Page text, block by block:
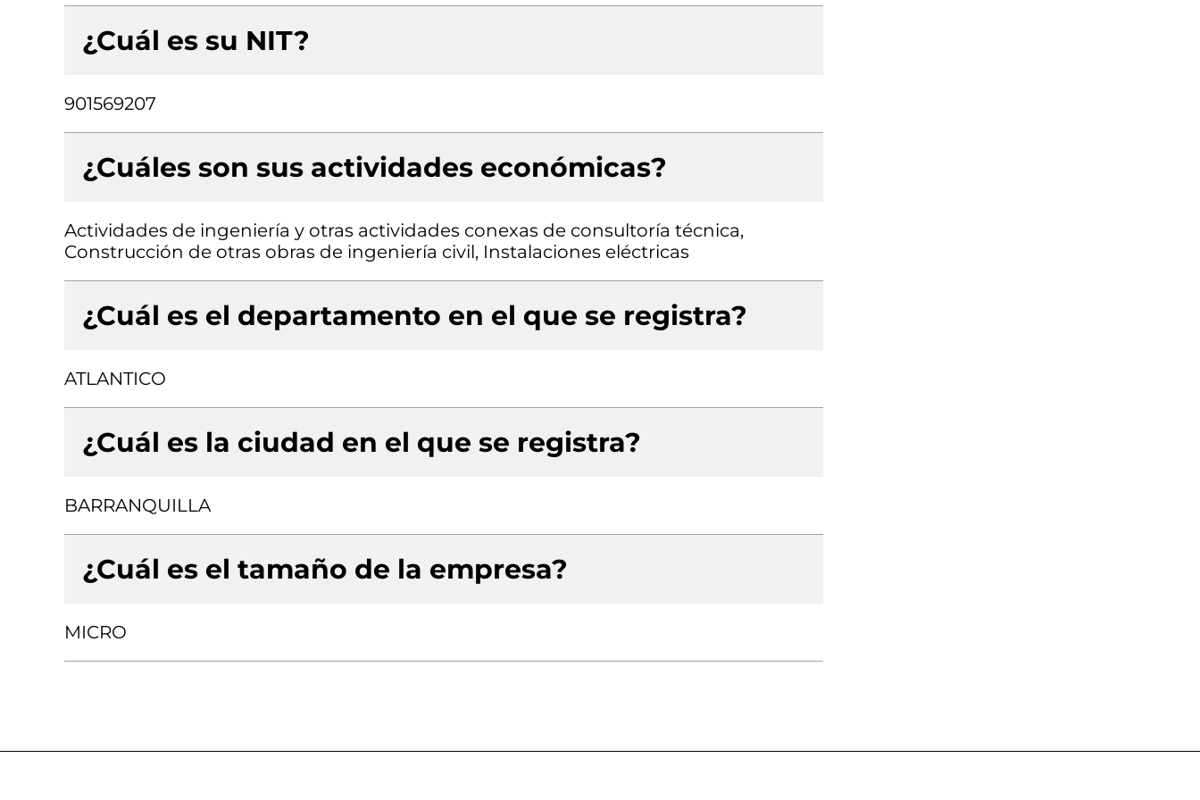
¿Cuál es su NIT?
901569207
¿Cuáles son sus actividades económicas?
Actividades de ingeniería y otras actividades conexas de consultoría técnica,
Construcción de otras obras de ingeniería civil, Instalaciones eléctricas
¿Cuál es el departamento en el que se registra?
ATLANTICO
¿Cuál es la ciudad en el que se registra?
BARRANQUILLA
¿Cuál es el tamaño de la empresa?
MICRO